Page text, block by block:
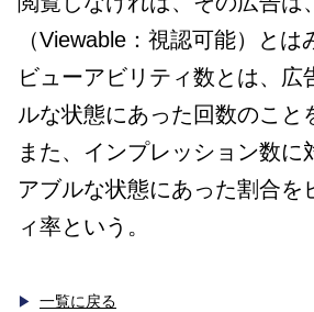
（Viewable：視認可能）とは
ビューアビリティ数とは、広
ルな状態にあった回数のこと
また、インプレッション数に
アブルな状態にあった割合を
ィ率という。
一覧に戻る